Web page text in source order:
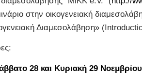
στην οικογενειακή
Διαμεσολάβηση»
28 και Κυριακή 29